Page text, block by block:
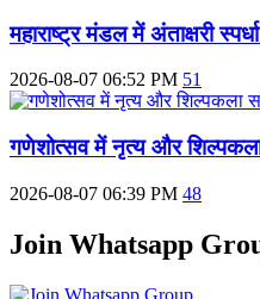
महाराष्‍ट्र मंडल में अंताक्षरी
2026-08-07 06:52 PM 51
गणेशोत्सव में नृत्य और
2026-08-07 06:39 PM 48
Join Whatsapp